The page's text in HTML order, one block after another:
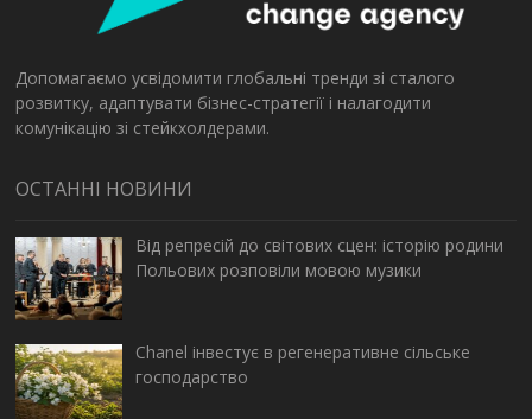
Допомагаємо усвідомити глобальні тренди зі сталого
розвитку, адаптувати бізнес-стратегії і налагодити
комунікацію зі стейкхолдерами.
ОСТАННІ НОВИНИ
Від репресій до світових сцен: історію родини
Польових розповіли мовою музики
Chanel інвестує в регенеративне сільське
господарство